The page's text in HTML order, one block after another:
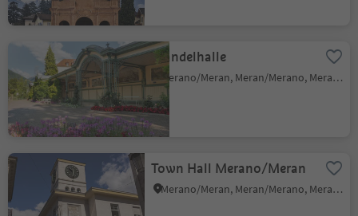
Wandelhalle
Merano/Meran, Meran/Merano, Meran/Merano and environs
Town Hall Merano/Meran
Merano/Meran, Meran/Merano, Meran/Merano and environs